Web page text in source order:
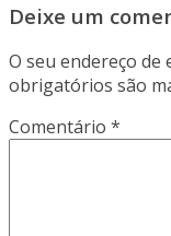
Deixe um
O seu endereço de
obrigatórios são
Comentário *